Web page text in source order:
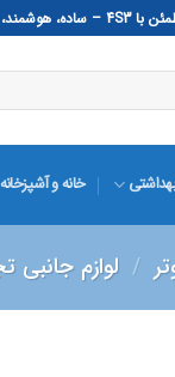
خانه و آشپزخانه
/ لوازم جانبی